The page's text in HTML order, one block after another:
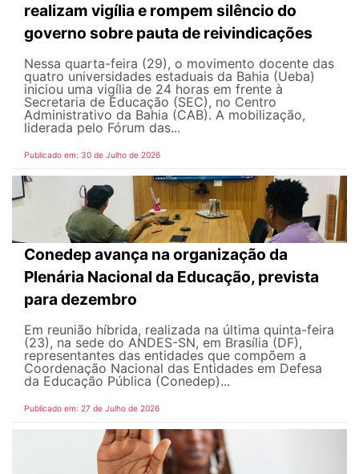
realizam vigília e rompem silêncio do
governo sobre pauta de reivindicações
Nessa quarta-feira (29), o movimento docente das
quatro universidades estaduais da Bahia (Ueba)
iniciou uma vigília de 24 horas em frente à
Secretaria de Educação (SEC), no Centro
Administrativo da Bahia (CAB). A mobilização,
liderada pelo Fórum das...
Publicado em: 30 de Julho de 2026
Conedep avança na organização da
Plenária Nacional da Educação, prevista
para dezembro
Em reunião híbrida, realizada na última quinta-feira
(23), na sede do ANDES-SN, em Brasília (DF),
representantes das entidades que compõem a
Coordenação Nacional das Entidades em Defesa
da Educação Pública (Conedep)...
Publicado em: 27 de Julho de 2026